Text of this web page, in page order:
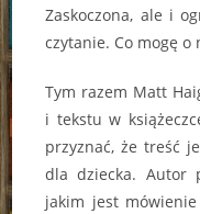
Zaskoczona, ale i
czytanie. Co mogę o
Tym razem Matt
i tekstu w
przyznać, że treść
dla dziecka. Autor
jakim jest